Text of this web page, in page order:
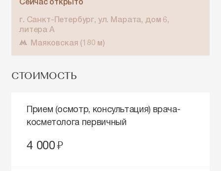
г. Санкт-Петербург, ул. Марата, дом 6,
литера А
Маяковская (180 м)
СТОИМОСТЬ
Прием (осмотр, консультация) врача-
косметолога первичный
4 000 руб.